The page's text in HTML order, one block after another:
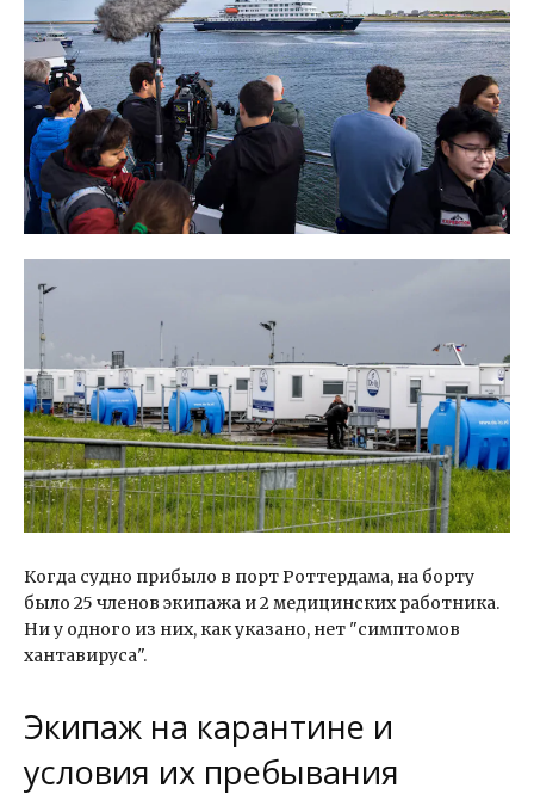
Когда судно прибыло в порт Роттердама, на борту
было 25 членов экипажа и 2 медицинских работника.
Ни у одного из них, как указано, нет "симптомов
хантавируса".
Экипаж на карантине и
условия их пребывания